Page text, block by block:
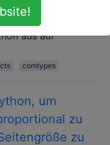
, die nicht über
werden.
aus auf
comtypes
um
zu
zu